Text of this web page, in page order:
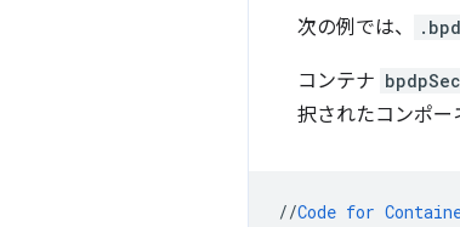
次の例では、
コンテナ
択されたコンポー
//Code for